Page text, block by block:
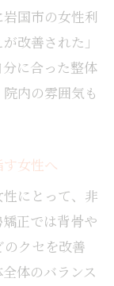
国市の女性利
改善された」
に合った整体
内の雰囲気も
女性へ
にとって、非
正では背骨や
クセを改善
体のバランス